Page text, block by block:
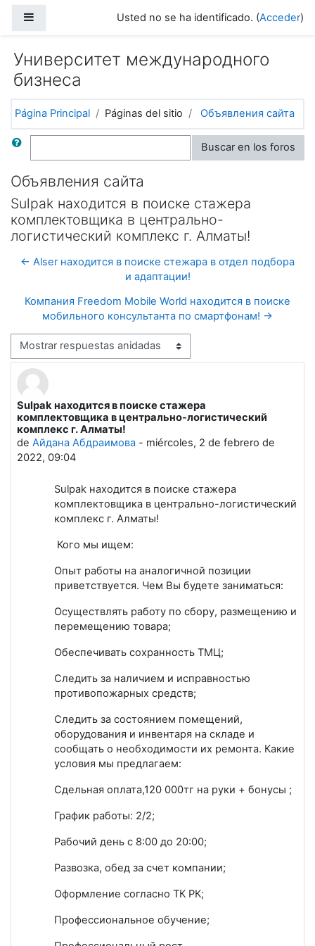
Usted no se ha identificado. (Acceder)
Университет международного
бизнеса
Página Principal Páginas del sitio Объявления сайта
Buscar Buscar en los foros
Объявления сайта
Sulpak находится в поиске стажера
комплектовщика в центрально-
логистический комплекс г. Алматы!
← Alser находится в поиске стежара в отдел подбора
и адаптации!
Компания Freedom Mobile World находится в поиске
мобильного консультанта по смартфонам! →
Mostrar modo
Sulpak находится в поиске стажера
комплектовщика в центрально-логистический
комплекс г. Алматы!
de Айдана Абдраимова - miércoles, 2 de febrero de
2022, 09:04
Número de respuestas: 0
Sulpak находится в поиске стажера
комплектовщика в центрально-логистический
комплекс г. Алматы!
Кого мы ищем:
Опыт работы на аналогичной позиции
приветствуется. Чем Вы будете заниматься:
Осуществлять работу по сбору, размещению и
перемещению товара;
Обеспечивать сохранность ТМЦ;
Следить за наличием и исправностью
противопожарных средств;
Следить за состоянием помещений,
оборудования и инвентаря на складе и
сообщать о необходимости их ремонта. Какие
условия мы предлагаем:
Сдельная оплата,120 000тг на руки + бонусы ;
График работы: 2/2;
Рабочий день с 8:00 до 20:00;
Развозка, обед за счет компании;
Оформление согласно ТК РК;
Профессиональное обучение;